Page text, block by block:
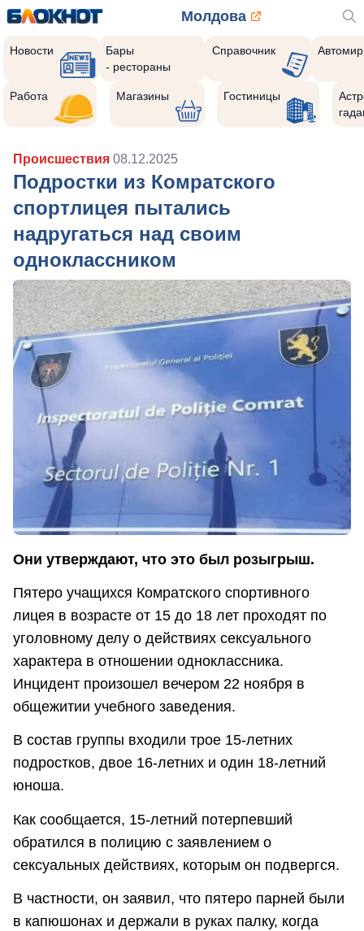
Молдова
Новости
Бары
- рестораны
Справочник Автомир
Работа Магазины Гостиницы
Происшествия 08.12.2025
Подростки из Комратского
спортлицея пытались
надругаться над своим
одноклассником
Они утверждают, что это был розыгрыш.
Пятеро учащихся Комратского спортивного
лицея в возрасте от 15 до 18 лет проходят по
уголовному делу о действиях сексуального
характера в отношении одноклассника.
Инцидент произошел вечером 22 ноября в
общежитии учебного заведения.
В состав группы входили трое 15-летних
подростков, двое 16-летних и один 18-летний
юноша.
Как сообщается, 15-летний потерпевший
обратился в полицию с заявлением о
сексуальных действиях, которым он подвергся.
В частности, он заявил, что пятеро парней были
в капюшонах и держали в руках палку, когда